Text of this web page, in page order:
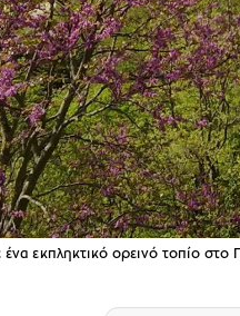
ένα εκπληκτικό ορεινό τοπίο